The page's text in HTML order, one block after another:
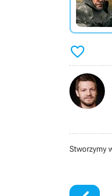

Stworzymy